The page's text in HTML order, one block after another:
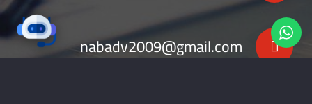
nabadv2009@gmail.com